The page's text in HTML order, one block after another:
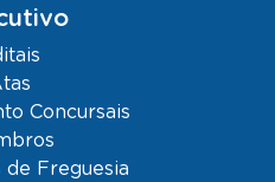
Concursais
Freguesia